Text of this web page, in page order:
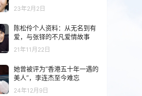
年的经典，凭一首歌红了24年
23年2月2日
陈松伶个人资料：从无名到有
爱，与张铎的不凡爱情故事
21年11月22日
她曾被评为“香港五十年一遇的
美人”，李连杰至今难忘
24年12月9日